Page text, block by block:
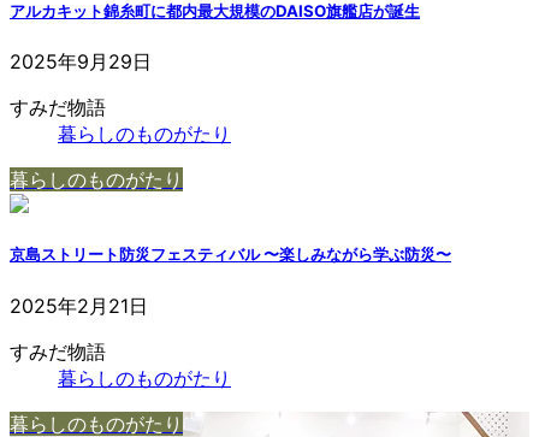
アルカキット錦糸町に都内最大規模のDAISO旗艦店が誕生
2025年9月29日
すみだ物語
暮らしのものがたり
暮らしのものがたり
京島ストリート防災フェスティバル 〜楽しみながら学ぶ防災〜
2025年2月21日
すみだ物語
暮らしのものがたり
暮らしのものがたり